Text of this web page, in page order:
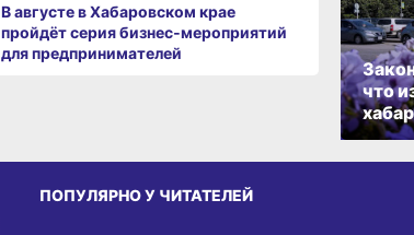
В августе в Хабаровском крае
пройдёт серия бизнес‑мероприятий
для предпринимателей
что
ПОПУЛЯРНО У ЧИТАТЕЛЕЙ